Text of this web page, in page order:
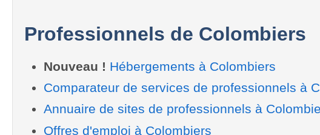
Professionnels de Colombiers
Nouveau ! Hébergements à Colombiers
Comparateur de services de professionnels à
Annuaire de sites de professionnels à
Offres d'emploi à Colombiers